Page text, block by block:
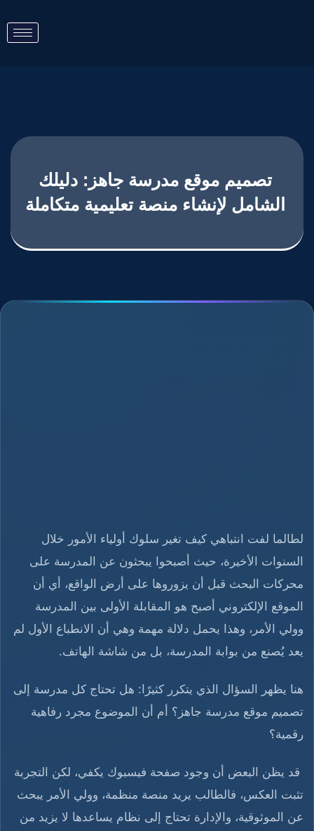
تصميم موقع مدرسة جاهز: دليلك
الشامل لإنشاء منصة تعليمية متكاملة
لطالما لفت انتباهي كيف تغير سلوك أولياء الأمور خلال
السنوات الأخيرة، حيث أصبحوا يبحثون عن المدرسة على
محركات البحث قبل أن يزوروها على أرض الواقع، أي أن
الموقع الإلكتروني أصبح هو المقابلة الأولى بين المدرسة
وولي الأمر، وهذا يحمل دلالة مهمة وهي أن الانطباع الأول لم
يعد يُصنع من بوابة المدرسة، بل من شاشة الهاتف.
هنا يظهر السؤال الذي يتكرر كثيرًا: هل تحتاج كل مدرسة إلى
تصميم موقع مدرسة جاهز؟ أم أن الموضوع مجرد رفاهية
رقمية؟
قد يظن البعض أن وجود صفحة فيسبوك يكفي، لكن التجربة
تثبت العكس، فالطالب يريد منصة منظمة، وولي الأمر يبحث
عن الموثوقية، والإدارة تحتاج إلى نظام يساعدها لا يزيد من